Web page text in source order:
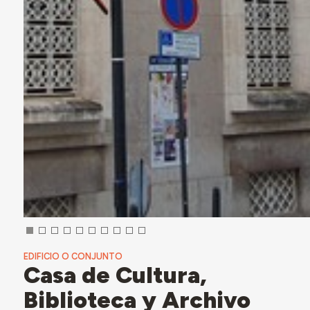
EDIFICIO O CONJUNTO
Casa de Cultura,
Biblioteca y Archivo